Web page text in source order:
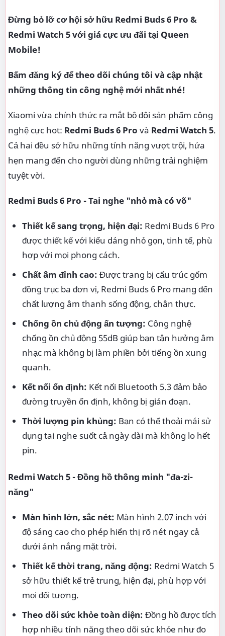
Đừng bỏ lỡ cơ hội sở hữu Redmi Buds 6 Pro &
Redmi Watch 5 với giá cực ưu đãi tại Queen
Mobile!
Bấm đăng ký để theo dõi chúng tôi và cập nhật
những thông tin công nghệ mới nhất nhé!
Xiaomi vừa chính thức ra mắt bộ đôi sản phẩm công
nghệ cực hot: Redmi Buds 6 Pro và Redmi Watch 5.
Cả hai đều sở hữu những tính năng vượt trội, hứa
hẹn mang đến cho người dùng những trải nghiệm
tuyệt vời.
Redmi Buds 6 Pro - Tai nghe "nhỏ mà có võ"
Thiết kế sang trọng, hiện đại: Redmi Buds 6 Pro
được thiết kế với kiểu dáng nhỏ gọn, tinh tế, phù
hợp với mọi phong cách.
Chất âm đỉnh cao: Được trang bị cấu trúc gốm
đồng trục ba đơn vị, Redmi Buds 6 Pro mang đến
chất lượng âm thanh sống động, chân thực.
Chống ồn chủ động ấn tượng: Công nghệ
chống ồn chủ động 55dB giúp bạn tận hưởng âm
nhạc mà không bị làm phiền bởi tiếng ồn xung
quanh.
Kết nối ổn định: Kết nối Bluetooth 5.3 đảm bảo
đường truyền ổn định, không bị gián đoạn.
Thời lượng pin khủng: Bạn có thể thoải mái sử
dụng tai nghe suốt cả ngày dài mà không lo hết
pin.
Redmi Watch 5 - Đồng hồ thông minh "đa-zi-
năng"
Màn hình lớn, sắc nét: Màn hình 2.07 inch với
độ sáng cao cho phép hiển thị rõ nét ngay cả
dưới ánh nắng mặt trời.
Thiết kế thời trang, năng động: Redmi Watch 5
sở hữu thiết kế trẻ trung, hiện đại, phù hợp với
mọi đối tượng.
Theo dõi sức khỏe toàn diện: Đồng hồ được tích
hợp nhiều tính năng theo dõi sức khỏe như đo